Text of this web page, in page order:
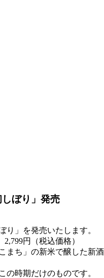
ぼり」発売
」を発売いたします。
円（税込価格）
まち」の新米で醸した新酒
の時期だけのものです。